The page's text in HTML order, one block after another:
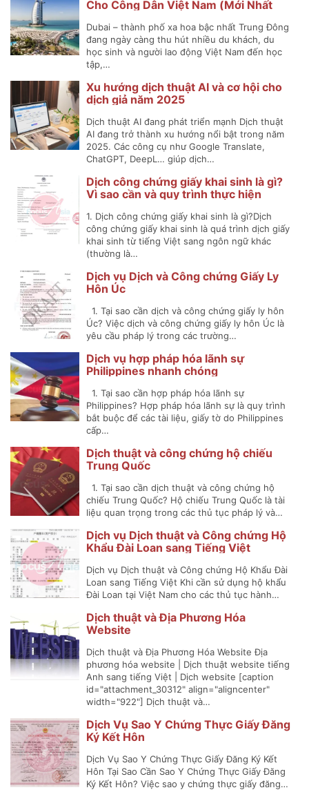
Cho Công Dân Việt Nam (Mới Nhất
Dubai – thành phố xa hoa bậc nhất Trung Đông
đang ngày càng thu hút nhiều du khách, du
học sinh và người lao động Việt Nam đến học
tập,…
Xu hướng dịch thuật AI và cơ hội cho
dịch giả năm 2025
Dịch thuật AI đang phát triển mạnh Dịch thuật
AI đang trở thành xu hướng nổi bật trong năm
2025. Các công cụ như Google Translate,
ChatGPT, DeepL… giúp dịch…
Dịch công chứng giấy khai sinh là gì?
Vì sao cần và quy trình thực hiện
1. Dịch công chứng giấy khai sinh là gì?Dịch
công chứng giấy khai sinh là quá trình dịch giấy
khai sinh từ tiếng Việt sang ngôn ngữ khác
(thường là…
Dịch vụ Dịch và Công chứng Giấy Ly
Hôn Úc
1. Tại sao cần dịch và công chứng giấy ly hôn
Úc? Việc dịch và công chứng giấy ly hôn Úc là
yêu cầu pháp lý trong các trường…
Dịch vụ hợp pháp hóa lãnh sự
Philippines nhanh chóng
1. Tại sao cần hợp pháp hóa lãnh sự
Philippines? Hợp pháp hóa lãnh sự là quy trình
bắt buộc để các tài liệu, giấy tờ do Philippines
cấp…
Dịch thuật và công chứng hộ chiếu
Trung Quốc
1. Tại sao cần dịch thuật và công chứng hộ
chiếu Trung Quốc? Hộ chiếu Trung Quốc là tài
liệu quan trọng trong các thủ tục pháp lý và…
Dịch vụ Dịch thuật và Công chứng Hộ
Khẩu Đài Loan sang Tiếng Việt
Dịch vụ Dịch thuật và Công chứng Hộ Khẩu Đài
Loan sang Tiếng Việt Khi cần sử dụng hộ khẩu
Đài Loan tại Việt Nam cho các thủ tục hành…
Dịch thuật và Địa Phương Hóa
Website
Dịch thuật và Địa Phương Hóa Website Địa
phương hóa website | Dịch thuật website tiếng
Anh sang tiếng Việt | Dịch website [caption
id="attachment_30312" align="aligncenter"
width="922"] Dịch thuật và…
Dịch Vụ Sao Y Chứng Thực Giấy Đăng
Ký Kết Hôn
Dịch Vụ Sao Y Chứng Thực Giấy Đăng Ký Kết
Hôn Tại Sao Cần Sao Y Chứng Thực Giấy Đăng
Ký Kết Hôn? Việc sao y chứng thực giấy đăng…